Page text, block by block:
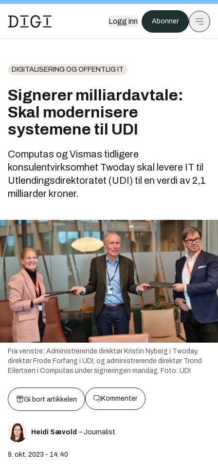
Logg inn Abonner
DIGITALISERING OG OFFENTLIG IT
Signerer milliardavtale:
Skal modernisere
systemene til UDI
Computas og Vismas tidligere
konsulentvirksomhet Twoday skal levere IT til
Utlendingsdirektoratet (UDI) til en verdi av 2,1
milliarder kroner.
Fra venstre: Administrerende direktør Kristin Nyberg i Twoday,
direktør Frode Forfang i UDI, og administrerende direktør Trond
Eilertsen i Computas under signeringen mandag. Foto: UDI
Gi bort artikkelen Kommenter
Heidi Sævold – Journalist
9. okt. 2023 - 14:40